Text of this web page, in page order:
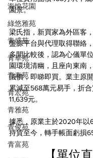
海悅花園
綠悠雅苑
青盛苑
青華苑
青泰苑
青宏苑
青雅苑
青俊苑
青富苑
園景。
梁氏指，新買家為外區客
盤源平台與代理取得聯絡
多間比較後，認為心儀單
園環境清幽，且座向東南
議價，即睇即買。業主原
累減至568萬元易手，折
11,639元。
據悉，原業主於2020年以
持貨至今，轉手帳面虧損
【單位